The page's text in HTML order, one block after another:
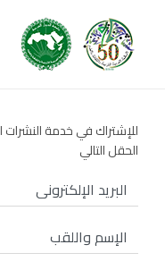
للإشتراك في خدمة النشرات
الحقل التالي